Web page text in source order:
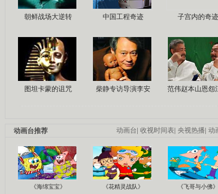
朝鲜战场大逆转 中国工程奇迹 子宫内的奇迹
图坦卡蒙的诅咒 柴静专访导演李安 范伟赵本山恩怨
动画台| 收视时间表| 央视热播| 动
动画台推荐
《海绵宝宝》 《花精灵战队》 《飞哥与小佛》